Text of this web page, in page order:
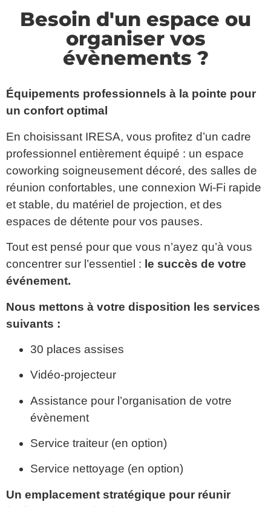
Besoin d'un espace ou
organiser vos
évènements ?
Équipements professionnels à la pointe pour
un confort optimal
En choisissant IRESA, vous profitez d’un cadre
professionnel entièrement équipé : un espace
coworking soigneusement décoré, des salles de
réunion confortables, une connexion Wi-Fi rapide
et stable, du matériel de projection, et des
espaces de détente pour vos pauses.
Tout est pensé pour que vous n’ayez qu’à vous
concentrer sur l’essentiel : le succès de votre
événement.
Nous mettons à votre disposition les services
suivants :
30 places assises
Vidéo-projecteur
Assistance pour l’organisation de votre
évènement
Service traiteur (en option)
Service nettoyage (en option)
Un emplacement stratégique pour réunir